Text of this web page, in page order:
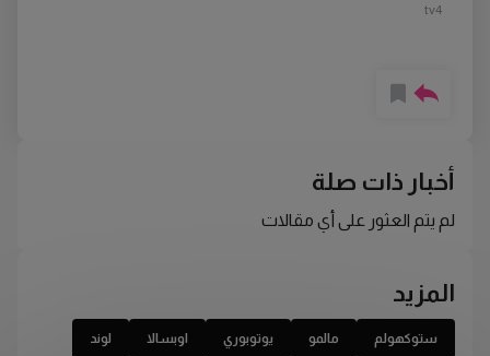
tv4
أخبار ذات صلة
لم يتم العثور على أي مقالات
المزيد
ستوكهولم مالمو يوتوبوري اوبسالا لوند